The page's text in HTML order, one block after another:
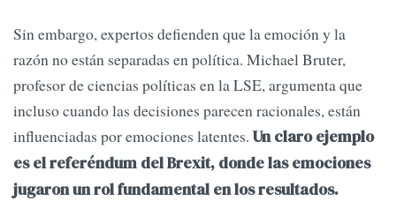
Sin embargo, expertos defienden que la emoción y la
razón no están separadas en política. Michael Bruter,
profesor de ciencias políticas en la LSE, argumenta que
incluso cuando las decisiones parecen racionales, están
influenciadas por emociones latentes. Un claro ejemplo
es el referéndum del Brexit, donde las emociones
jugaron un rol fundamental en los resultados.